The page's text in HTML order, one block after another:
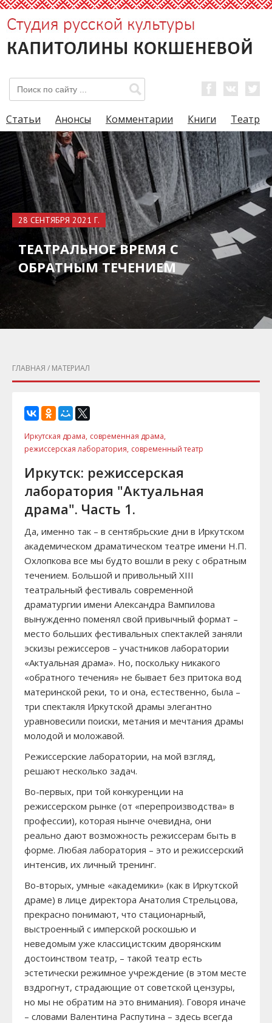
Статьи Анонсы Комментарии Книги Театр
28 СЕНТЯБРЯ 2021 Г.
ТЕАТРАЛЬНОЕ ВРЕМЯ С
ОБРАТНЫМ ТЕЧЕНИЕМ
ГЛАВНАЯ / МАТЕРИАЛ
Иркутская драма, современная драма,
режиссерская лаборатория, современный театр
Иркутск: режиссерская
лаборатория "Актуальная
драма". Часть 1.
Да, именно так – в сентябрьские дни в Иркутском
академическом драматическом театре имени Н.П.
Охлопкова все мы будто вошли в реку с обратным
течением. Большой и привольный XIII
театральный фестиваль современной
драматургии имени Александра Вампилова
вынужденно поменял свой привычный формат –
место больших фестивальных спектаклей заняли
эскизы режиссеров – участников лаборатории
«Актуальная драма». Но, поскольку никакого
«обратного течения» не бывает без притока вод
материнской реки, то и она, естественно, была –
три спектакля Иркутской драмы элегантно
уравновесили поиски, метания и мечтания драмы
молодой и моложавой.
Режиссерские лаборатории, на мой взгляд,
решают несколько задач.
Во-первых, при той конкуренции на
режиссерском рынке (от «перепроизводства» в
профессии), которая нынче очевидна, они
реально дают возможность режиссерам быть в
форме. Любая лаборатория – это и режиссерский
интенсив, их личный тренинг.
Во-вторых, умные «академики» (как в Иркутской
драме) в лице директора Анатолия Стрельцова,
прекрасно понимают, что стационарный,
выстроенный с имперской роскошью и
неведомым уже классицистским дворянским
достоинством театр, – такой театр есть
эстетически режимное учреждение (в этом месте
вздрогнут, страдающие от советской цензуры,
но мы не обратим на это внимания). Говоря иначе
– словами Валентина Распутина – здесь всегда